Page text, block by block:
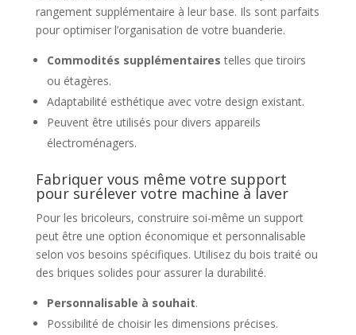
rangement supplémentaire à leur base. Ils sont parfaits
pour optimiser l’organisation de votre buanderie.
Commodités supplémentaires telles que tiroirs
ou étagères.
Adaptabilité esthétique avec votre design existant.
Peuvent être utilisés pour divers appareils
électroménagers.
Fabriquer vous même votre support
pour surélever votre machine à laver
Pour les bricoleurs, construire soi-même un support
peut être une option économique et personnalisable
selon vos besoins spécifiques. Utilisez du bois traité ou
des briques solides pour assurer la durabilité.
Personnalisable à souhait.
Possibilité de choisir les dimensions précises.